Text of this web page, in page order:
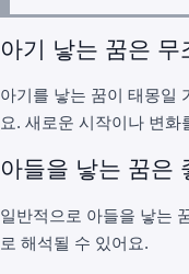
아기 낳는 꿈은
아기를 낳는 꿈이 태몽일
요. 새로운 시작이나 변화
아들을 낳는 꿈은
일반적으로 아들을 낳는
로 해석될 수 있어요.